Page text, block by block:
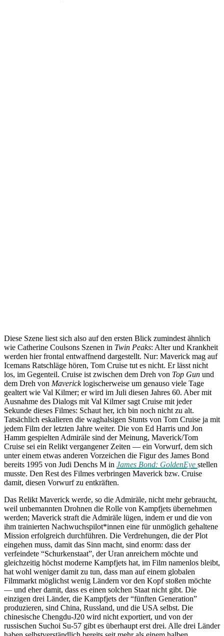
Diese Szene liest sich also auf den ersten Blick zumindest ähnlich
wie Catherine Coulsons Szenen in Twin Peaks: Alter und Krankheit
werden hier frontal entwaffnend dargestellt. Nur: Maverick mag auf
Icemans Ratschläge hören, Tom Cruise tut es nicht. Er lässt nicht
los, im Gegenteil. Cruise ist zwischen dem Dreh von Top Gun und
dem Dreh von Mavericklogischerweise um genauso viele Tage
gealtert wie Val Kilmer; er wird im Juli diesen Jahres 60. Aber mit
Ausnahme des Dialogs mit Val Kilmer sagt Cruise mit jeder
Sekunde dieses Filmes: Schaut her, ich bin noch nicht zu alt.
Tatsächlich eskalieren die waghalsigen Stunts von Tom Cruise ja mit
jedem Film der letzten Jahre weiter. Die von Ed Harris und Jon
Hamm gespielten Admiräle sind der Meinung, Maverick/Tom
Cruise sei ein Relikt vergangener Zeiten — ein Vorwurf, dem sich
unter einem etwas anderen Vorzeichen die Figur des James Bond
bereits 1995 von Judi Denchs M in James Bond: GoldenEye stellen
musste. Den Rest des Filmes verbringen Maverick bzw. Cruise
damit, diesen Vorwurf zu entkräften.
Das Relikt Maverick werde, so die Admiräle, nicht mehr gebraucht,
weil unbemannten Drohnen die Rolle von Kampfjets übernehmen
werden; Maverick straft die Admiräle lügen, indem er und die von
ihm trainierten Nachwuchspilot*innen eine für unmöglich gehaltene
Mission erfolgreich durchführen. Die Verdrehungen, die der Plot
eingehen muss, damit das Sinn macht, sind enorm: dass der
verfeindete “Schurkenstaat”, der Uran anreichern möchte und
gleichzeitig höchst moderne Kampfjets hat, im Film namenlos bleibt,
hat wohl weniger damit zu tun, dass man auf einem globalen
Filmmarkt möglichst wenig Ländern vor den Kopf stoßen möchte
— und eher damit, dass es einen solchen Staat nicht gibt. Die
einzigen drei Länder, die Kampfjets der “fünften Generation”
produzieren, sind China, Russland, und die USA selbst. Die
chinesische Chengdu-J20 wird nicht exportiert, und von der
russischen Suchoi Su-57 gibt es überhaupt erst drei. Alle drei Länder